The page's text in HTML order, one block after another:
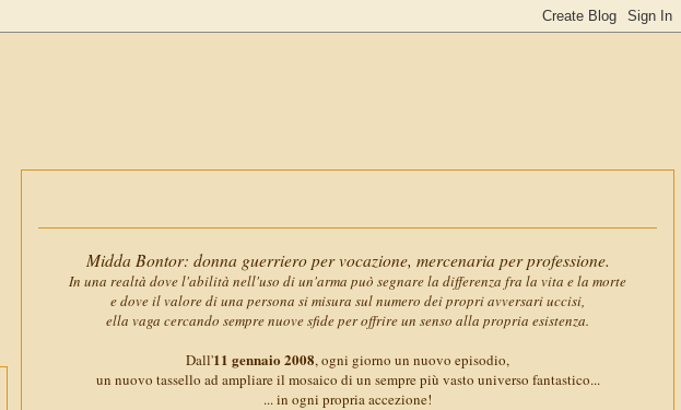
Midda Bontor: donna guerriero per vocazione, mercenaria per professione.
In una realtà dove l'abilità nell'uso di un'arma può segnare la differenza fra la vita e la morte
e dove il valore di una persona si misura sul numero dei propri avversari uccisi,
ella vaga cercando sempre nuove sfide per offrire un senso alla propria esistenza.
Dall'11 gennaio 2008, ogni giorno un nuovo episodio,
un nuovo tassello ad ampliare il mosaico di un sempre più vasto universo fantastico...
... in ogni propria accezione!